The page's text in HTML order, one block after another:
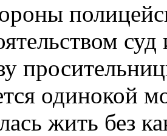
одинокой
жить без